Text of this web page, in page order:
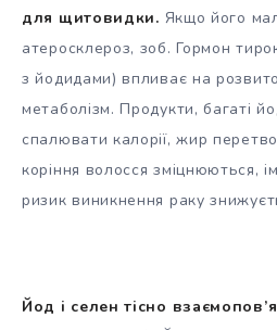
для щитовидки. Якщо його
атеросклероз, зоб. Гормон
з йодидами) впливає на
метаболізм. Продукти, багаті
спалювати калорії, жир
коріння волосся зміцнюються,
ризик виникнення раку
Йод і селен тісно